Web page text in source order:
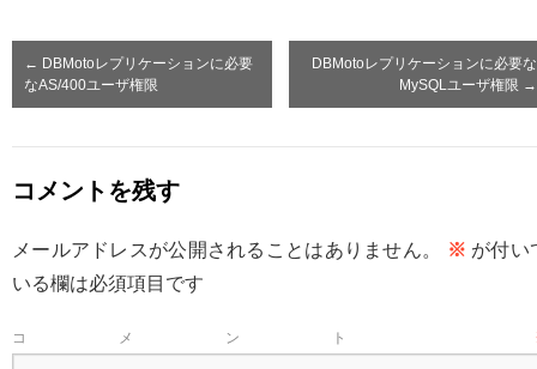
← DBMotoレプリケーションに必要
なAS/400ユーザ権限
DBMotoレプリケーションに必要な
MySQLユーザ権限 →
コメントを残す
メールアドレスが公開されることはありません。 ※ が付い
いる欄は必須項目です
コメント